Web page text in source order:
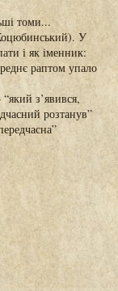
томи...
У
і як іменник:
раптом упало
з’явився,
розтанув”